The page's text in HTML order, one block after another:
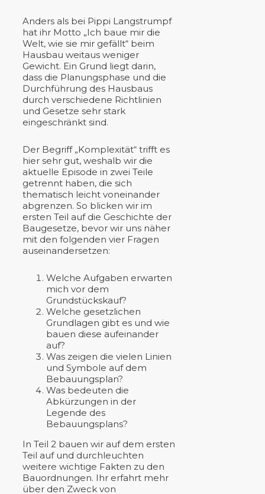
Anders als bei Pippi Langstrumpf
hat ihr Motto „Ich baue mir die
Welt, wie sie mir gefällt“ beim
Hausbau weitaus weniger
Gewicht. Ein Grund liegt darin,
dass die Planungsphase und die
Durchführung des Hausbaus
durch verschiedene Richtlinien
und Gesetze sehr stark
eingeschränkt sind.
Der Begriff „Komplexität“ trifft es
hier sehr gut, weshalb wir die
aktuelle Episode in zwei Teile
getrennt haben, die sich
thematisch leicht voneinander
abgrenzen. So blicken wir im
ersten Teil auf die Geschichte der
Baugesetze, bevor wir uns näher
mit den folgenden vier Fragen
auseinandersetzen:
Welche Aufgaben erwarten
mich vor dem
Grundstückskauf?
Welche gesetzlichen
Grundlagen gibt es und wie
bauen diese aufeinander
auf?
Was zeigen die vielen Linien
und Symbole auf dem
Bebauungsplan?
Was bedeuten die
Abkürzungen in der
Legende des
Bebauungsplans?
In Teil 2 bauen wir auf dem ersten
Teil auf und durchleuchten
weitere wichtige Fakten zu den
Bauordnungen. Ihr erfahrt mehr
über den Zweck von